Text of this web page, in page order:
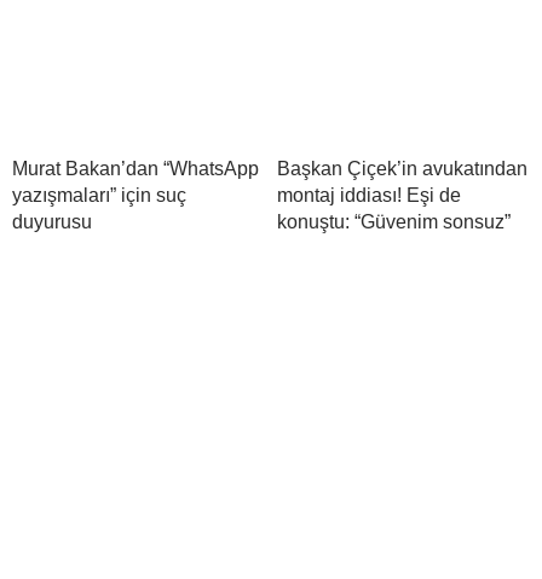
Murat Bakan’dan “WhatsApp
yazışmaları” için suç
duyurusu
Başkan Çiçek’in avukatından
montaj iddiası! Eşi de
konuştu: “Güvenim sonsuz”